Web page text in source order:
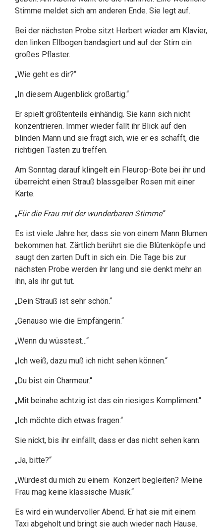
Stimme meldet sich am anderen Ende. Sie legt auf.
Bei der nächsten Probe sitzt Herbert wieder am Klavier,
den linken Ellbogen bandagiert und auf der Stirn ein
großes Pflaster.
„Wie geht es dir?“
„In diesem Augenblick großartig.“
Er spielt größtenteils einhändig. Sie kann sich nicht
konzentrieren. Immer wieder fällt ihr Blick auf den
blinden Mann und sie fragt sich, wie er es schafft, die
richtigen Tasten zu treffen.
Am Sonntag darauf klingelt ein Fleurop-Bote bei ihr und
überreicht einen Strauß blassgelber Rosen mit einer
Karte.
„Für die Frau mit der wunderbaren Stimme.“
Es ist viele Jahre her, dass sie von einem Mann Blumen
bekommen hat. Zärtlich berührt sie die Blütenköpfe und
saugt den zarten Duft in sich ein. Die Tage bis zur
nächsten Probe werden ihr lang und sie denkt mehr an
ihn, als ihr gut tut.
„Dein Strauß ist sehr schön.“
„Genauso wie die Empfängerin.“
„Wenn du wüsstest…“
„Ich weiß, dazu muß ich nicht sehen können.“
„Du bist ein Charmeur.“
„Mit beinahe achtzig ist das ein riesiges Kompliment.“
„Ich möchte dich etwas fragen.“
Sie nickt, bis ihr einfällt, dass er das nicht sehen kann.
„Ja, bitte?“
„Würdest du mich zu einem Konzert begleiten? Meine
Frau mag keine klassische Musik.“
Es wird ein wundervoller Abend. Er hat sie mit einem
Taxi abgeholt und bringt sie auch wieder nach Hause.